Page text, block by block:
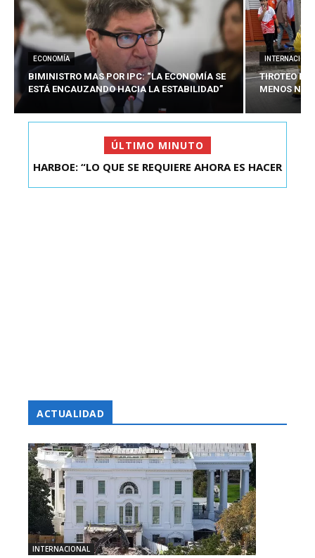
ECONOMÍA
BIMINISTRO MAS POR IPC: “LA ECONOMÍA SE
ESTÁ ENCAUZANDO HACIA LA ESTABILIDAD”
TIROTEO
MENOS
ÚLTIMO MINUTO
HARBOE: “LO QUE SE REQUIERE AHORA ES HACER
ACTUALIDAD
INTERNACIONAL